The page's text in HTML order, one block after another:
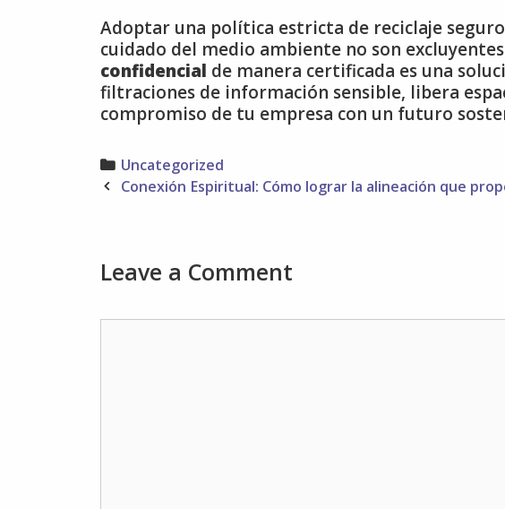
Adoptar una política estricta de reciclaje
cuidado del medio ambiente no son
confidencial de manera certificada es una
filtraciones de información sensible, libera
compromiso de tu empresa con un futuro
Categories
Uncategorized
PostConexión Espiritual: Cómo lograr la alineación que
Leave a Comment